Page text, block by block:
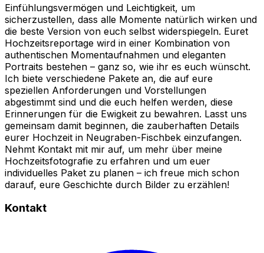
Einfühlungsvermögen und Leichtigkeit, um
sicherzustellen, dass alle Momente natürlich wirken und
die beste Version von euch selbst widerspiegeln. Euret
Hochzeitsreportage wird in einer Kombination von
authentischen Momentaufnahmen und eleganten
Portraits bestehen – ganz so, wie ihr es euch wünscht.
Ich biete verschiedene Pakete an, die auf eure
speziellen Anforderungen und Vorstellungen
abgestimmt sind und die euch helfen werden, diese
Erinnerungen für die Ewigkeit zu bewahren. Lasst uns
gemeinsam damit beginnen, die zauberhaften Details
eurer Hochzeit in Neugraben-Fischbek einzufangen.
Nehmt Kontakt mit mir auf, um mehr über meine
Hochzeitsfotografie zu erfahren und um euer
individuelles Paket zu planen – ich freue mich schon
darauf, eure Geschichte durch Bilder zu erzählen!
Kontakt